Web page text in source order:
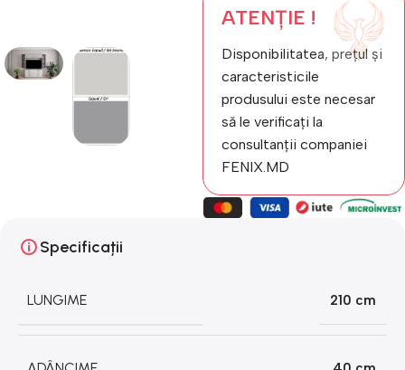
ATENȚIE !
Disponibilitatea, prețul și
caracteristicile
produsului este necesar
să le verificați la
consultanții companiei
FENIX.MD
Specificații
LUNGIME 210 cm